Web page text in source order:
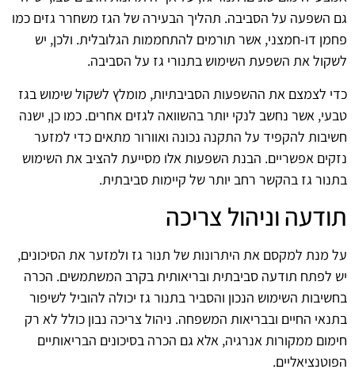
גם השפעה על הסביבה. תהליך הבעירה של הגז משחרר גזים כמו
פחמן דו-חמצני, אשר תורמים להתחממות הגלובלית. ולכן, יש
לשקול את השפעת השימוש בתנורי גז על הסביבה.
כדי לצמצם את ההשפעות הסביבתיות, מומלץ לשקול שימוש בגז
טבעי, אשר נחשב לנקי יותר בהשוואה לגזים אחרים. כמו כן, ישנה
חשיבות להקפיד על התקנה נכונה ואוורור מתאים כדי למזער
נזקים אפשריים. הבנת השפעות אלו מסייעת להציב את השימוש
בתנור גז בהקשר רחב יותר של קיימות סביבתית.
תודעה וניהול צריכה
על מנת למקסם את היתרונות של תנור גז ולמזער את הסיכונים,
יש לפתח תודעה סביבתית ובריאותית בקרב המשתמשים. הכרה
בחשיבות השימוש הנכון והסביר בתנור גז יכולה להוביל לשיפור
בתנאי החיים ובבריאות המשפחה. ניהול צריכה נבון כולל לא רק
חימום ממקורות אנרגיה, אלא גם הכרה בסיכונים הבריאותיים
הפוטנציאליים.